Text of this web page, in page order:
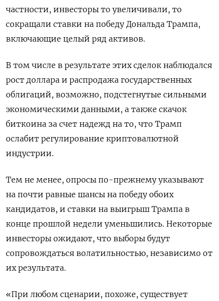
частности, инвесторы то увеличивали, то
сокращали ставки на победу Дональда Трампа,
включающие целый ряд активов.
В том числе в результате этих сделок наблюдался
рост доллара и распродажа государственных
облигаций, возможно, подстегнутые сильными
экономическими данными, а также скачок
биткоина за счет надежд на то, что Трамп
ослабит регулирование криптовалютной
индустрии.
Тем не менее, опросы по-прежнему указывают
на почти равные шансы на победу обоих
кандидатов, и ставки на выигрыш Трампа в
конце прошлой недели уменьшились. Некоторые
инвесторы ожидают, что выборы будут
сопровождаться волатильностью, независимо от
их результата.
«При любом сценарии, похоже, существует